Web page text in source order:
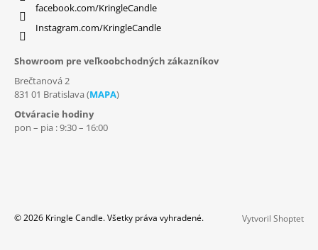
facebook.com/KringleCandle
Instagram.com/KringleCandle
Showroom pre veľkoobchodných zákazníkov
Brečtanová 2
831 01 Bratislava (MAPA)
Otváracie hodiny
pon – pia : 9:30 – 16:00
Vytvoril Shoptet
© 2026 Kringle Candle. Všetky práva vyhradené.